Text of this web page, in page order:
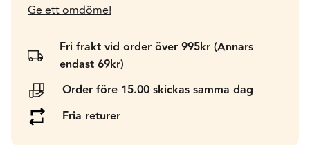
Ge ett omdöme!
Fri frakt vid order över 995kr (Annars
endast 69kr)
Order före 15.00 skickas samma dag
Fria returer